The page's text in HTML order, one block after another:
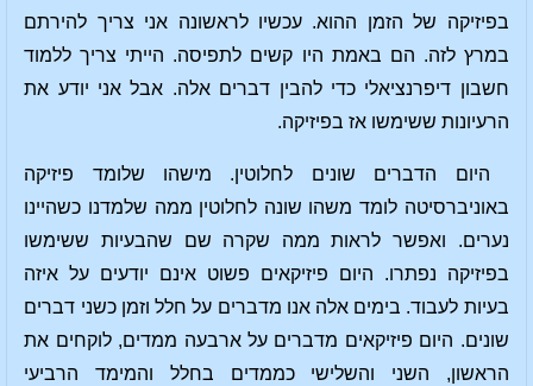
בפיזיקה של הזמן ההוא. עכשיו לראשונה אני צריך להירתם
במרץ לזה. הם באמת היו קשים לתפיסה. הייתי צריך ללמוד
חשבון דיפרנציאלי כדי להבין דברים אלה. אבל אני יודע את
הרעיונות ששימשו אז בפיזיקה.
היום הדברים שונים לחלוטין. מישהו שלומד פיזיקה
באוניברסיטה לומד משהו שונה לחלוטין ממה שלמדנו כשהיינו
נערים. ואפשר לראות ממה שקרה שם שהבעיות ששימשו
בפיזיקה נפתרו. היום פיזיקאים פשוט אינם יודעים על איזה
בעיות לעבוד. בימים אלה אנו מדברים על חלל וזמן כשני דברים
שונים. היום פיזיקאים מדברים על ארבעה ממדים, לוקחים את
הראשון, השני והשלישי כממדים בחלל והמימד הרביעי